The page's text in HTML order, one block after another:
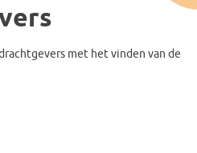
met het vinden van de